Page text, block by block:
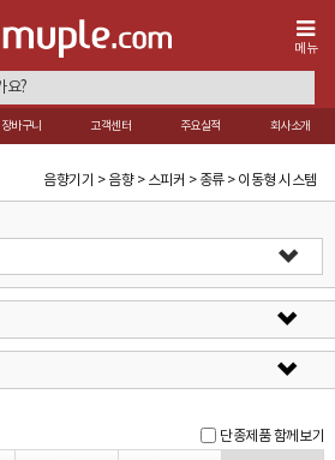
메뉴
장바구니 고객센터 주요실적 회사소개
음향기기 > 음향 > 스피커 > 종류 > 이동형 시스템
단종제품 함께보기